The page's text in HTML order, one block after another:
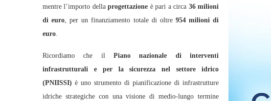
mentre l’importo dellaprogettazione è pari a circa 36 milioni
di euro, per un finanziamento totale di oltre954 milioni di
euro.
Ricordiamo che ilPiano nazionale di interventi
infrastrutturali e per la sicurezza nel settore idrico
(PNIISSI) è uno strumento di pianificazione di infrastrutture
idriche strategiche con una visione di medio-lungo termine